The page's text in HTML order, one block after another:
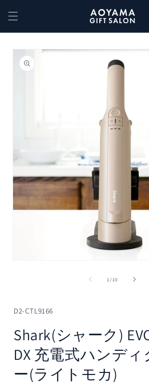
ンツに
進む
商品情
報にス
キップ
メ
ア
を
開
く
1/の
10
D2-CTL9166
Shark(シャーク)
DX 充電式ハンデ
ー(ライトモカ)